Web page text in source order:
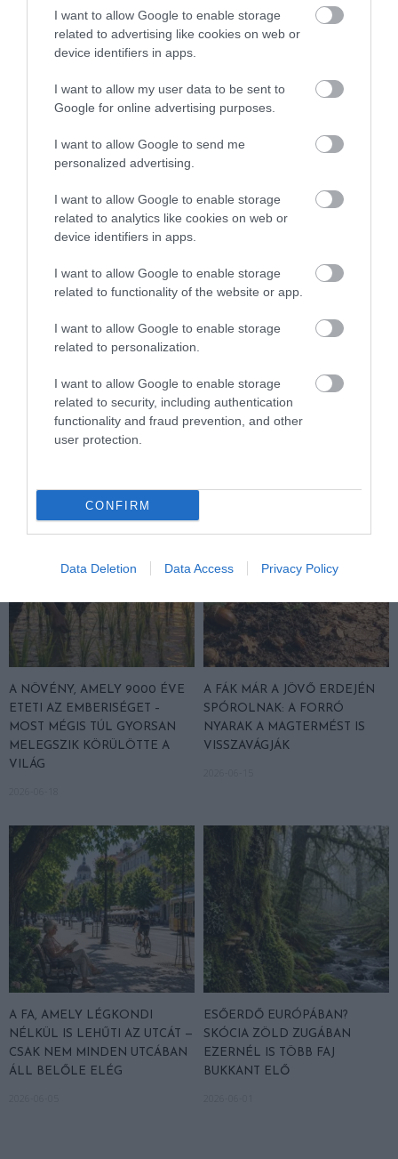
I want to allow Google to enable storage
related to advertising like cookies on web or
device identifiers in apps.
I want to allow my user data to be sent to
Google for online advertising purposes.
I want to allow Google to send me
personalized advertising.
I want to allow Google to enable storage
related to analytics like cookies on web or
device identifiers in apps.
I want to allow Google to enable storage
related to functionality of the website or app.
I want to allow Google to enable storage
related to personalization.
I want to allow Google to enable storage
related to security, including authentication
functionality and fraud prevention, and other
user protection.
CONFIRM
Data Deletion Data Access Privacy Policy
A NÖVÉNYEK IS KÖLTÖZNEK
BETOLAKODÓK, CSAK NEM
BŐRÖNDDEL
2026-07-24
ÉTTEREM ÉS MENEDÉK
EGYSZERRE
2026-07-22
SZŐRÖS KIS ÉJSZAKAI
BEPORZÓK: DENEVÉREK
NÉLKÜL SZOMORÚBB LENNE
A MEXIKÓI POHÁR
KÉRNEK ÚTLEVELET — ÉS A
MELEGEDŐ KLÍMA MÉG
SEGÍTHET IS NEKIK
A NÖVÉNY, AMELY 9000 ÉVE
ETETI AZ EMBERISÉGET –
MOST MÉGIS TÚL GYORSAN
MELEGSZIK KÖRÜLÖTTE A
VILÁG
A FÁK MÁR A JÖVŐ ERDEJÉN
SPÓROLNAK: A FORRÓ
NYARAK A MAGTERMÉST IS
VISSZAVÁGJÁK
A FA, AMELY LÉGKONDI
NÉLKÜL IS LEHŰTI AZ UTCÁT —
CSAK NEM MINDEN UTCÁBAN
ÁLL BELŐLE ELÉG
ESŐERDŐ EURÓPÁBAN?
SKÓCIA ZÖLD ZUGÁBAN
EZERNÉL IS TÖBB FAJ
BUKKANT ELŐ